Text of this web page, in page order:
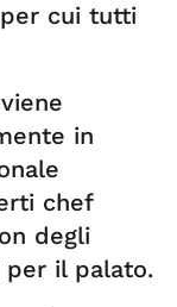
cui tutti
in
chef
degli
il palato.